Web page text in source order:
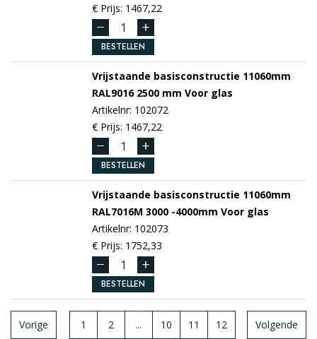
€ Prijs: 1467,22
BESTELLEN
Vrijstaande basisconstructie 11060mm
RAL90162500 mm Voor glas
Artikelnr: 102072
€ Prijs: 1467,22
BESTELLEN
Vrijstaande basisconstructie 11060mm
RAL7016M 3000 -4000mm Voor glas
Artikelnr: 102073
€ Prijs: 1752,33
BESTELLEN
Vorige 1 2 ... 10 11 12 Volgende